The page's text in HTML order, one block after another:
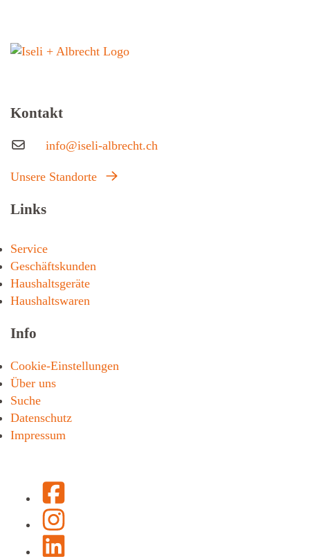
Kontakt
info@iseli-albrecht.ch
Unsere Standorte
Links
Service
Geschäftskunden
Haushaltsgeräte
Haushaltswaren
Info
Cookie-Einstellungen
Über uns
Suche
Datenschutz
Impressum